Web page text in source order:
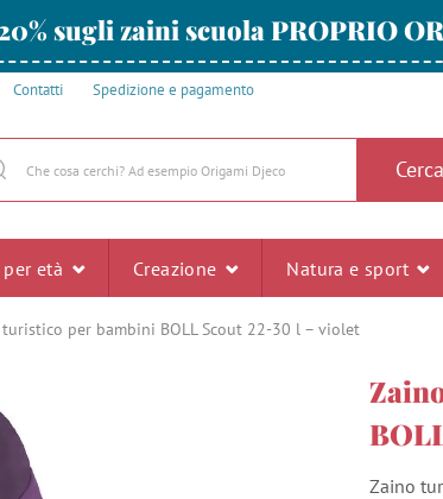
sugli zaini scuola PROPRIO
Contatti Spedizione e pagamento
Cerca
età Creazione Natura e sport
per bambini BOLL Scout 22-30 l – violet
Zaino